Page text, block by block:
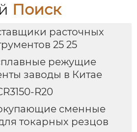
Поиск
расточных
25 25
режущие
заводы в Китае
R20
сменные
токарных резцов